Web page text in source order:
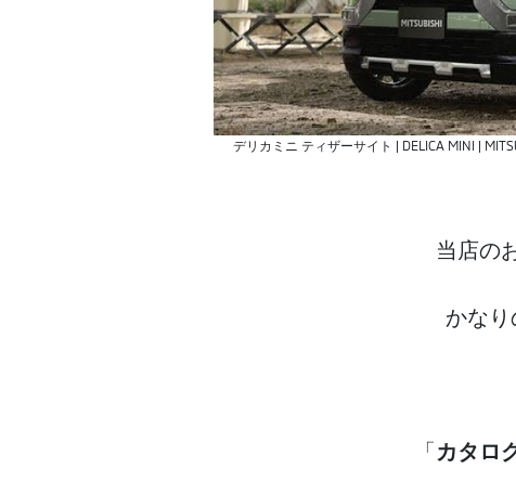
デリカミニ ティザーサイト | DELICA MINI |
当店の
かな
「カタロ